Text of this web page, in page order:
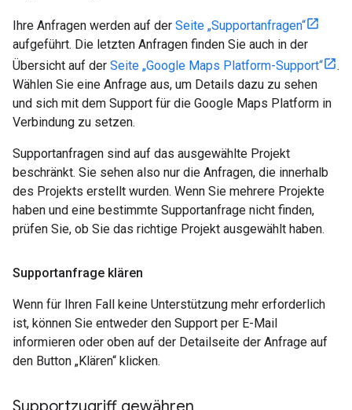
Ihre Anfragen werden auf der Seite „Supportanfragen“
aufgeführt. Die letzten Anfragen finden Sie auch in der
Übersicht auf der Seite „Google Maps Platform-Support“
.
Wählen Sie eine Anfrage aus, um Details dazu zu sehen
und sich mit dem Support für die Google Maps Platform in
Verbindung zu setzen.
Supportanfragen sind auf das ausgewählte Projekt
beschränkt. Sie sehen also nur die Anfragen, die innerhalb
des Projekts erstellt wurden. Wenn Sie mehrere Projekte
haben und eine bestimmte Supportanfrage nicht finden,
prüfen Sie, ob Sie das richtige Projekt ausgewählt haben.
Supportanfrage klären
Wenn für Ihren Fall keine Unterstützung mehr erforderlich
ist, können Sie entweder den Support per E-Mail
informieren oder oben auf der Detailseite der Anfrage auf
den Button „Klären“ klicken.